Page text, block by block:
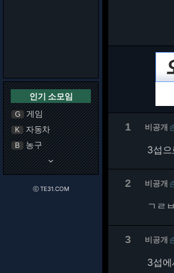
인기 소모임
G 게임
K 자동차
B 농구
keyboard_arrow_down
ⓒ TE31.COM
1 비공개
3섭
2 비공개
ㄱㄹ
3 비공개
3섭